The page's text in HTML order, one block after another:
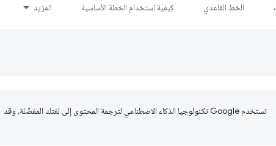
الخط القاعدي كيفية استخدام الخطة الأساسية المزيد
تستخدم Google تكنولوجيا الذكاء الاصطناعي لترجمة المحتوى إلى لغتك المفضّلة، وقد